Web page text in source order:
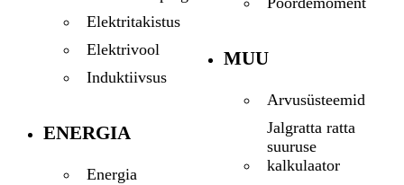
Elektritakistus
Elektrivool
Induktiivsus
ENERGIA
Energia
MUU
Arvusüsteemid
Jalgratta ratta
suuruse
kalkulaator